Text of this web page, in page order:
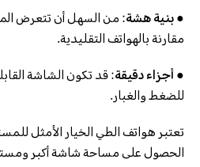
● بنية هشة: من السهل أن تتعرض
مقارنة بالهواتف التقليدية.
● أجزاء دقيقة: قد تكون الشاشة
للضغط والغبار.
تعتبر هواتف الطي الخيار الأمثل
الحصول على مساحة شاشة أكبر